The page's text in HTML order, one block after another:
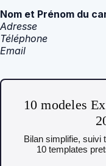
Nom et Prénom du
Adresse
Téléphone
Email
10 modeles
Bilan simplifie, suivi
10 templates